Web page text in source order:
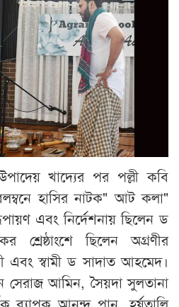
খাদ্যের পর পল্লী কবি
হাসির নাটক" আট কলা"
এবং নির্দেশনায় ছিলেন ড
শ্রেষ্ঠাংশে ছিলেন অগ্রণীর
এবং স্বামী ড সাদাত আহমেদ।
সেরাজ আমিন, সৈয়দা সুলতানা